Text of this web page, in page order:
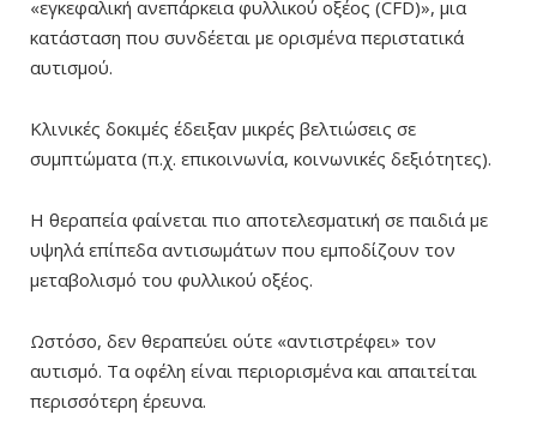
«εγκεφαλική ανεπάρκεια φυλλικού οξέος (CFD)», μια
κατάσταση που συνδέεται με ορισμένα περιστατικά
αυτισμού.
Κλινικές δοκιμές έδειξαν μικρές βελτιώσεις σε
συμπτώματα (π.χ. επικοινωνία, κοινωνικές δεξιότητες).
Η θεραπεία φαίνεται πιο αποτελεσματική σε παιδιά με
υψηλά επίπεδα αντισωμάτων που εμποδίζουν τον
μεταβολισμό του φυλλικού οξέος.
Ωστόσο, δεν θεραπεύει ούτε «αντιστρέφει» τον
αυτισμό. Τα οφέλη είναι περιορισμένα και απαιτείται
περισσότερη έρευνα.